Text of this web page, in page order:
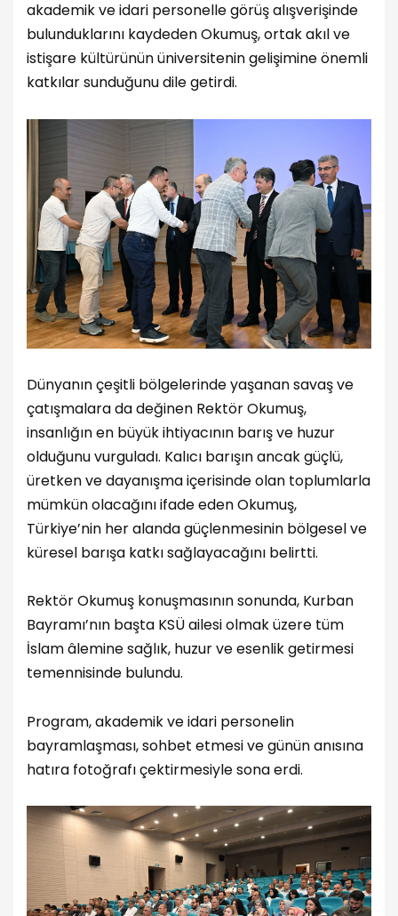
akademik ve idari personelle görüş alışverişinde
bulunduklarını kaydeden Okumuş, ortak akıl ve
istişare kültürünün üniversitenin gelişimine önemli
katkılar sunduğunu dile getirdi.
Dünyanın çeşitli bölgelerinde yaşanan savaş ve
çatışmalara da değinen Rektör Okumuş,
insanlığın en büyük ihtiyacının barış ve huzur
olduğunu vurguladı. Kalıcı barışın ancak güçlü,
üretken ve dayanışma içerisinde olan toplumlarla
mümkün olacağını ifade eden Okumuş,
Türkiye’nin her alanda güçlenmesinin bölgesel ve
küresel barışa katkı sağlayacağını belirtti.
Rektör Okumuş konuşmasının sonunda, Kurban
Bayramı’nın başta KSÜ ailesi olmak üzere tüm
İslam âlemine sağlık, huzur ve esenlik getirmesi
temennisinde bulundu.
Program, akademik ve idari personelin
bayramlaşması, sohbet etmesi ve günün anısına
hatıra fotoğrafı çektirmesiyle sona erdi.